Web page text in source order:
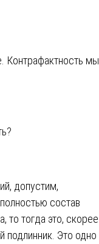
Контрафактность мы
допустим,
состав
то тогда это, скорее
подлинник. Это одно